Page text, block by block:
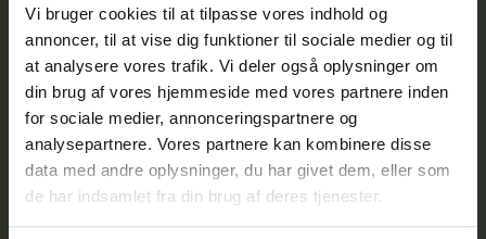
Vi bruger cookies til at tilpasse vores indhold og
annoncer, til at vise dig funktioner til sociale medier og til
at analysere vores trafik. Vi deler også oplysninger om
din brug af vores hjemmeside med vores partnere inden
for sociale medier, annonceringspartnere og
analysepartnere. Vores partnere kan kombinere disse
data med andre oplysninger, du har givet dem, eller som
de har indsamlet fra din brug af deres tjenester.
Joachim Harris
AURA gennemførte rekrutteringen af en Product
Manager og ønskede et forløb, hvor både faglighed
og personlighed blev taget i betragtning. Som en del
af processen fulgte betterpeople Joachim Harris